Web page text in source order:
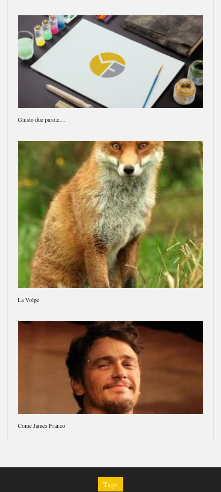
Giusto due parole…
La Volpe
Come James Franco
Tags